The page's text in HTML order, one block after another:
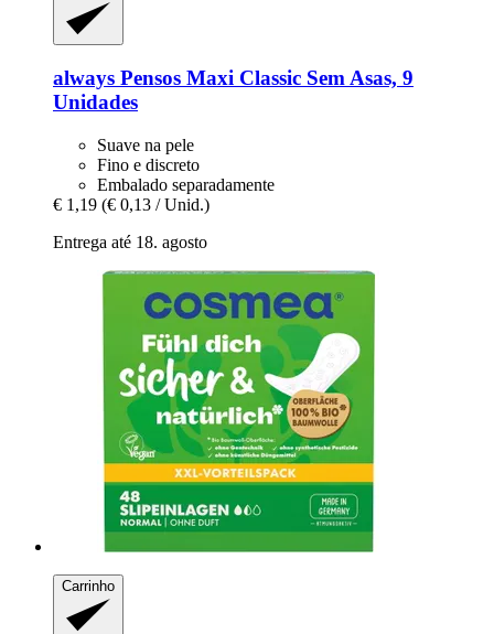
always Pensos Maxi Classic Sem Asas, 9
Unidades
Suave na pele
Fino e discreto
Embalado separadamente
€ 1,19 (€ 0,13 / Unid.)
Entrega até 18. agosto
Carrinho